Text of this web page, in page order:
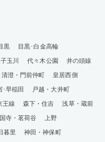
黒
目黒･白金高輪
玉川 代々木公園
井の頭線
清澄・門前仲町
皇居西側
･早稲田
戸越・大井町
王線 森下・住吉
浅草・蔵前
寺・茗荷谷
上野
暮里
神田・神保町